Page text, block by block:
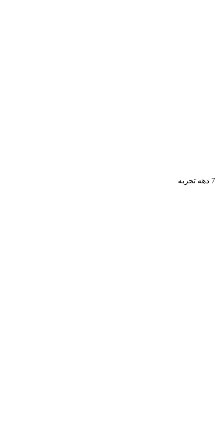
7 دهه تجربه